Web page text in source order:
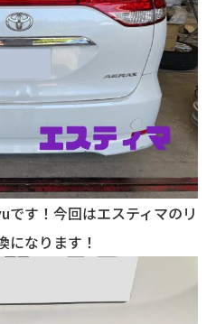
す！今回はエスティマのリ
になります！